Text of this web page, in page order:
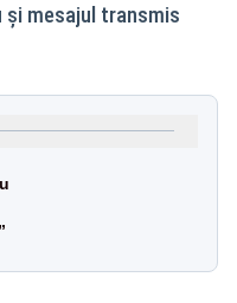
și mesajul transmis